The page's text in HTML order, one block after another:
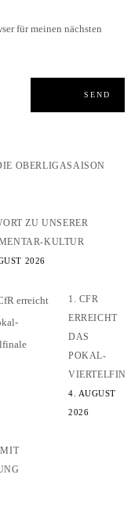
für meinen nächsten
OBERLIGASAISON
ZU UNSERER
KULTUR
2026
1. CFR
ERREICHT
DAS
POKAL-
4. AUGUST
2026